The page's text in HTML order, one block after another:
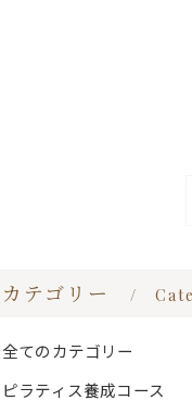
カテゴリー
全てのカテゴリー
ピラティス養成コース